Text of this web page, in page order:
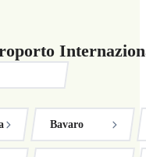
Bavaro